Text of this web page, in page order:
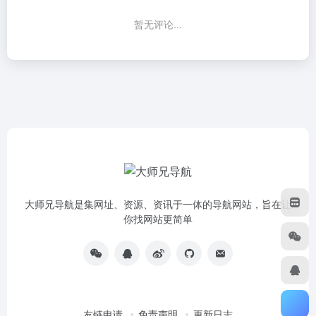
暂无评论...
大师兄导航是集网址、资源、资讯于一体的导航网站，旨在让
你找网站更简单